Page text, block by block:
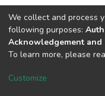
« 1 2
DSpace software
Cookie
We collect and process
following purposes:
Acknowledgement and
To learn more, please
Customize